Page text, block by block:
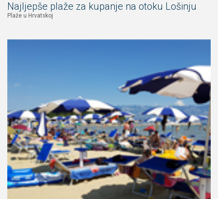
Najljepše plaže za kupanje na otoku Lošinju
Plaže u Hrvatskoj